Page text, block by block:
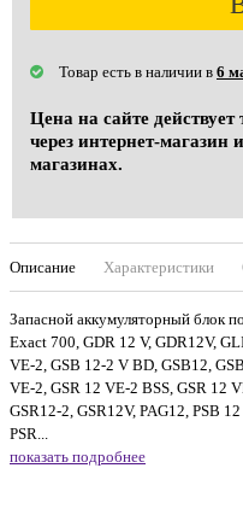
Товар есть в наличии в 6
Цена на сайте
через интернет-магазин
магазинах.
Описание Характеристики
Запасной аккумуляторный блок
Exact 700, GDR 12 V, GDR12V,
VE-2, GSB 12-2 V BD, GSB12,
VE-2, GSR 12 VE-2 BSS, GSR 12
GSR12-2, GSR12V, PAG12, PSB
PSR...
показать подробнее